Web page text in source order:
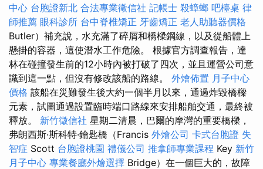
中心 台胞證新北 合法專業徵信社 記帳士 殺蟑螂 吧檯桌 律
師推薦 眼科診所 台中脊椎矯正 牙齒矯正 老人助聽器價格
Butler）補充說，水充滿了碎屑和橋樑鋼線，以及從船體上
懸掛的容器，這使潛水工作危險。 根據官方調查報告，達
林在碰撞發生前的12小時內被打破了四次，並且運營公司意
識到這一點，但沒有修改該船的路線。 外燴佈置 月子中心
價格 該船在災難發生後大約一個半月以來，通過炸毀橋樑
元素，試圖通過設置臨時端口路線來安排船舶交通，最終被
釋放。 新竹徵信社 星期二清晨，巴爾的摩灣的重要橋樑，
弗朗西斯·斯科特·鑰匙橋（Francis 外燴公司 卡式台胞證 失
智症 Scott 台胞證桃園 禮儀公司 推拿師專業課程 Key 新竹
月子中心 專業餐廳外燴選擇 Bridge）在一個巨大的，故障